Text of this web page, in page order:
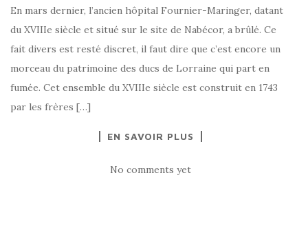
En mars dernier, l’ancien hôpital Fournier-Maringer, datant
du XVIIIe siècle et situé sur le site de Nabécor, a brûlé. Ce
fait divers est resté discret, il faut dire que c’est encore un
morceau du patrimoine des ducs de Lorraine qui part en
fumée. Cet ensemble du XVIIIe siècle est construit en 1743
par les frères […]
EN SAVOIR PLUS
No comments yet